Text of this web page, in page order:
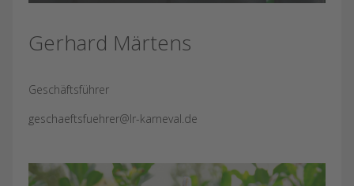
Gerhard Märtens
Geschäftsführer
geschaeftsfuehrer@lr-karneval.de